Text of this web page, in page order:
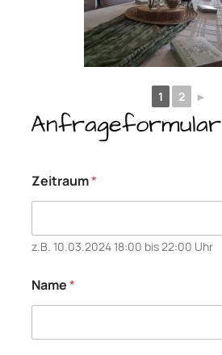
1 2 ►
Anfrageformular
Zeitraum*
z.B. 10.03.2024 18:00 bis 22:00 Uhr
e
s
ä
Name*